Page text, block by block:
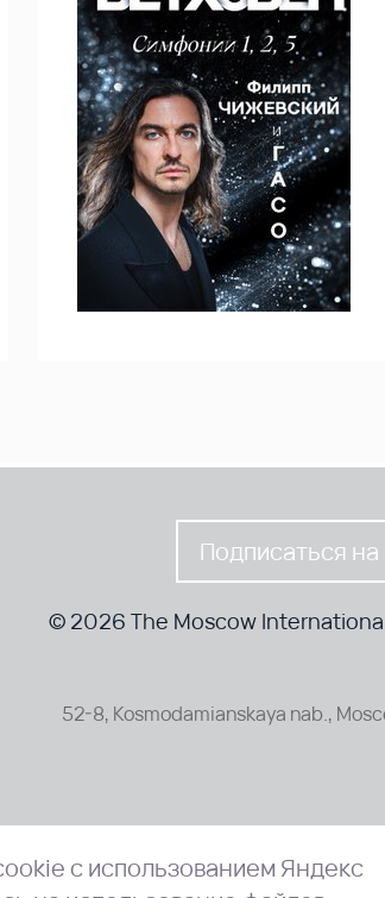
Подписаться
© 2026 The Moscow
52-8, Kosmodamianskaya nab.,
с использованием Яндекс